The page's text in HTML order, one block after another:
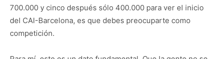
700.000 y cinco después sólo 400.000 para ver el inicio
del CAI-Barcelona, es que debes preocuparte como
competición.